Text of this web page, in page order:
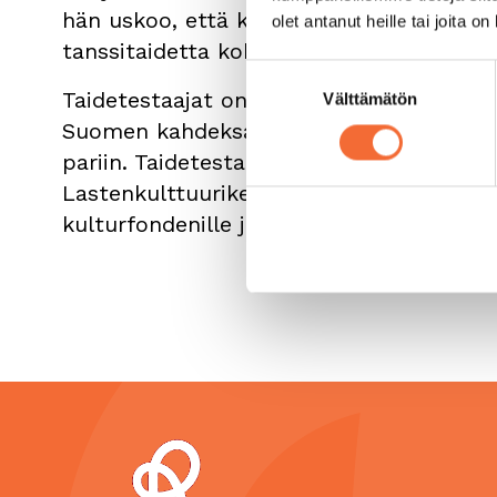
olet antanut heille tai joita
valinta
Välttämätön
hän uskoo, että katutanssiteoksissa
tanssitaidetta kohtaan nimenomaan
Taidetestaajat on Suomen suurin
Suomen kahdeksasluokkalaisille 1–2
pariin. Taidetestaajat on arvokas
Lastenkulttuurikeskusten liitolle,
kulturfondenille ja opetus- ja